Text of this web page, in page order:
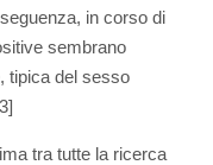
in corso di
sembrano
tipica del sesso
tra tutte la ricerca